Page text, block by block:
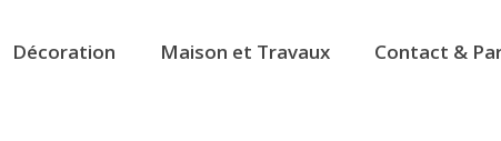
Décoration Maison et Travaux Contact &